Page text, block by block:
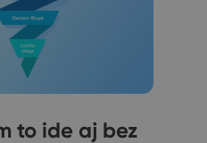
to ide aj bez